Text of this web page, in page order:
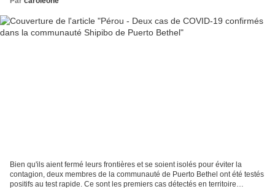
Bien qu'ils aient fermé leurs frontières et se soient isolés pour éviter la
contagion, deux membres de la communauté de Puerto Bethel ont été testés
positifs au test rapide. Ce sont les premiers cas détectés en territoire